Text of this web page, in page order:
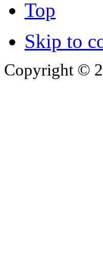
Top
Skip to
Copyright ©